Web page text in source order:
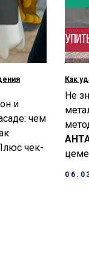
и
чем
чек-
Как
Не